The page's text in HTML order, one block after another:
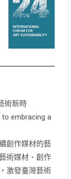
術新時
to embracing a
創作媒材的藝
術媒材、創作
激發臺灣藝術